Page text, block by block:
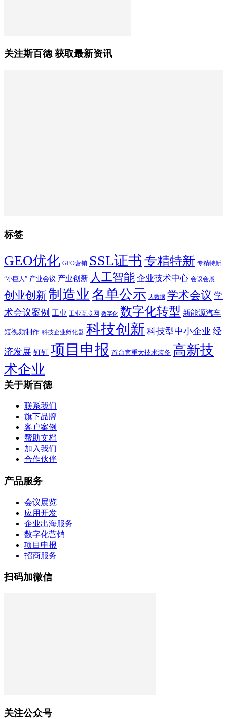
关注斯百德 获取最新资讯
标签
GEO优化 GEO营销 SSL证书 专精特新 专精特新
“小巨人” 产业会议 产业创新 人工智能 企业技术中心 会议会展
创业创新制造业 名单公示 大数据 学术会议 学
术会议案例 工业 工业互联网 数字化 数字化转型 新能源汽车
短视频制作 科技企业孵化器 科技创新 科技型中小企业 经
济发展 钉钉 项目申报 首台套重大技术装备 高新技
术企业
关于斯百德
联系我们
旗下品牌
客户案例
帮助文档
加入我们
合作伙伴
产品服务
会议展览
应用开发
企业出海服务
数字化营销
项目申报
招商服务
扫码加微信
关注公众号